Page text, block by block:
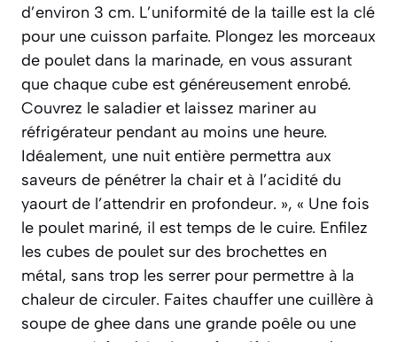
d’environ 3 cm. L’uniformité de la taille est la clé
pour une cuisson parfaite. Plongez les morceaux
de poulet dans la marinade, en vous assurant
que chaque cube est généreusement enrobé.
Couvrez le saladier et laissez mariner au
réfrigérateur pendant au moins une heure.
Idéalement, une nuit entière permettra aux
saveurs de pénétrer la chair et à l’acidité du
yaourt de l’attendrir en profondeur. », « Une fois
le poulet mariné, il est temps de le cuire. Enfilez
les cubes de poulet sur des brochettes en
métal, sans trop les serrer pour permettre à la
chaleur de circuler. Faites chauffer une cuillère à
soupe de ghee dans une grande poêle ou une